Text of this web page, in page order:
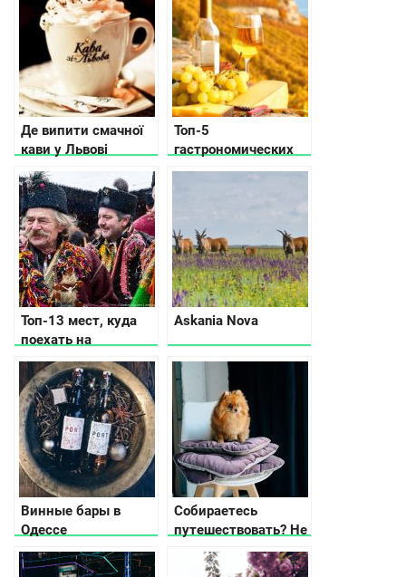
Де випити смачної
кави у Львові
Топ-5
гастрономических
направлений
Топ-13 мест, куда
поехать на
Рождество в
Украине
Askania Nova
Винные бары в
Одессе
Собираетесь
путешествовать? Не
забудьте удобный
коврик для собаки!